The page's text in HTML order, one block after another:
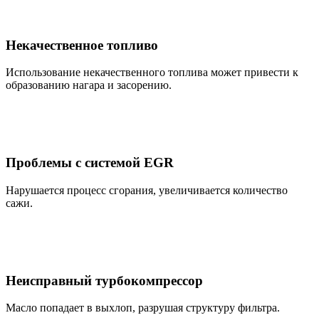
Некачественное топливо
Использование некачественного топлива может привести к
образованию нагара и засорению.
Проблемы с системой EGR
Нарушается процесс сгорания, увеличивается количество
сажи.
Неисправный турбокомпрессор
Масло попадает в выхлоп, разрушая структуру фильтра.